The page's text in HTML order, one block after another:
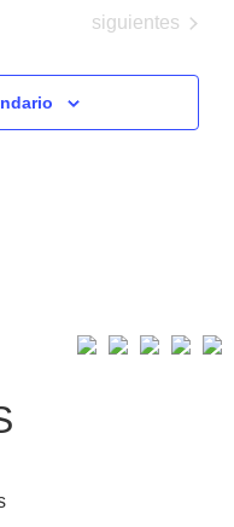
Eventos
siguientes